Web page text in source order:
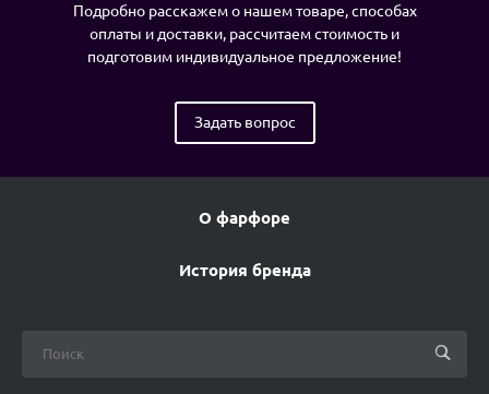
Подробно расскажем о нашем товаре, способах
оплаты и доставки, рассчитаем стоимость и
подготовим индивидуальное предложение!
Задать вопрос
О фарфоре
История бренда